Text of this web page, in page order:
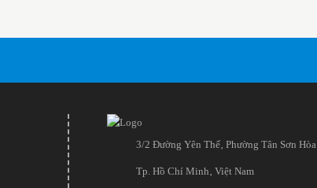
3/2 Đường Yên Thế‚ Phường Tân Sơn Hòa
Tp. Hồ Chí Minh‚ Việt Nam